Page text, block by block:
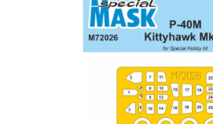
DOPLŇKY K MODELŮM